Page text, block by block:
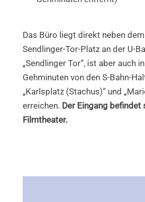
Das Büro liegt direkt neben
Sendlinger-Tor-Platz an der U-
„Sendlinger Tor“, ist aber auch
Gehminuten von den S-Bahn-
„Karlsplatz (Stachus)“ und
erreichen. Der Eingang befindet
Filmtheater.